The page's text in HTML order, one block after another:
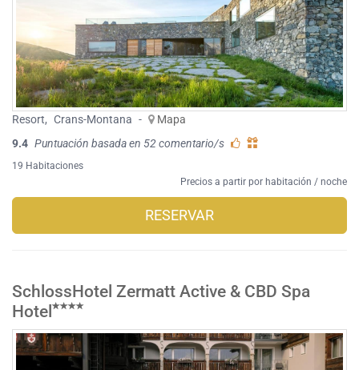
Resort, Crans-Montana -
Mapa
9.4 Puntuación basada en 52 comentario/s
19 Habitaciones
Precios a partir por habitación / noche
RESERVAR
SchlossHotel Zermatt Active & CBD Spa
Hotel